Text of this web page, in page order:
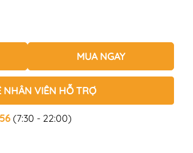
MUA NGAY
NHÂN VIÊN HỖ TRỢ
(7:30 - 22:00)